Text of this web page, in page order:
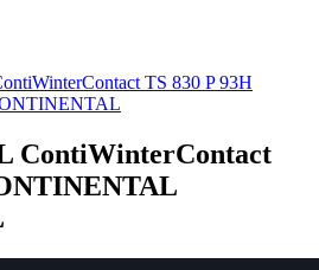
TS 830 P 93H
ContiWinterContact